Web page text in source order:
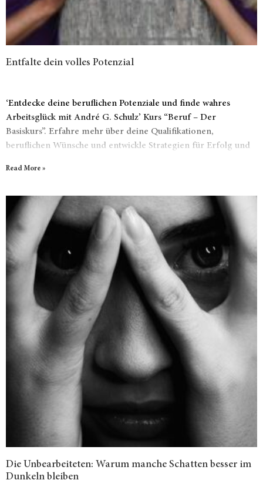
Entfalte dein volles Potenzial
‘Entdecke deine beruflichen Potenziale und finde wahres
Arbeitsglück mit André G. Schulz’ Kurs “Beruf – Der
Basiskurs”. Erfahre mehr über deine Qualifikationen,
beruflichen Wünsche und entwickle Strategien für Erfolg und
Bedürfnissen.
Read More »
Die Unbearbeiteten: Warum manche Schatten besser im
Dunkeln bleiben